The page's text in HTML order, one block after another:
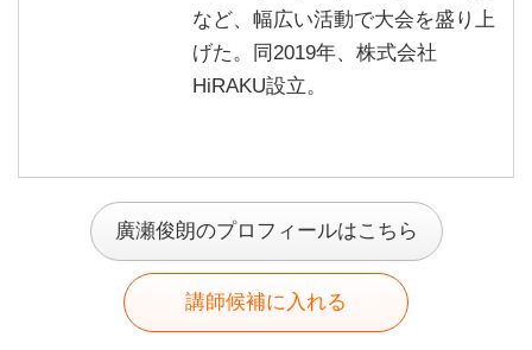
など、幅広い活動で大会を盛り上
げた。同2019年、株式会社
HiRAKU設立。
廣瀬俊朗のプロフィールはこちら
講師候補に入れる